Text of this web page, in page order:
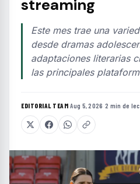
streaming
Este mes trae una
desde dramas
adaptaciones literarias
las principales
EDITORIAL TEAM·Aug 5, 2026 ·2 min de